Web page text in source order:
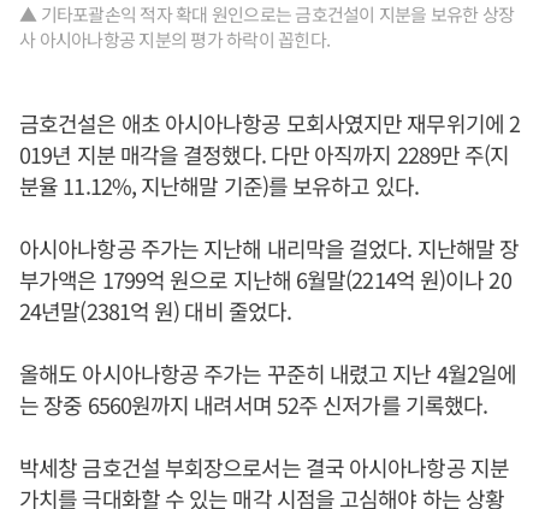
▲ 기타포괄손익 적자 확대 원인으로는 금호건설이 지분을 보유한 상장
사 아시아나항공 지분의 평가 하락이 꼽힌다.
금호건설은 애초 아시아나항공 모회사였지만 재무위기에 2
019년 지분 매각을 결정했다. 다만 아직까지 2289만 주(지
분율 11.12%, 지난해말 기준)를 보유하고 있다.
아시아나항공 주가는 지난해 내리막을 걸었다. 지난해말 장
부가액은 1799억 원으로 지난해 6월말(2214억 원)이나 20
24년말(2381억 원) 대비 줄었다.
올해도 아시아나항공 주가는 꾸준히 내렸고 지난 4월2일에
는 장중 6560원까지 내려서며 52주 신저가를 기록했다.
박세창 금호건설 부회장으로서는 결국 아시아나항공 지분
가치를 극대화할 수 있는 매각 시점을 고심해야 하는 상황